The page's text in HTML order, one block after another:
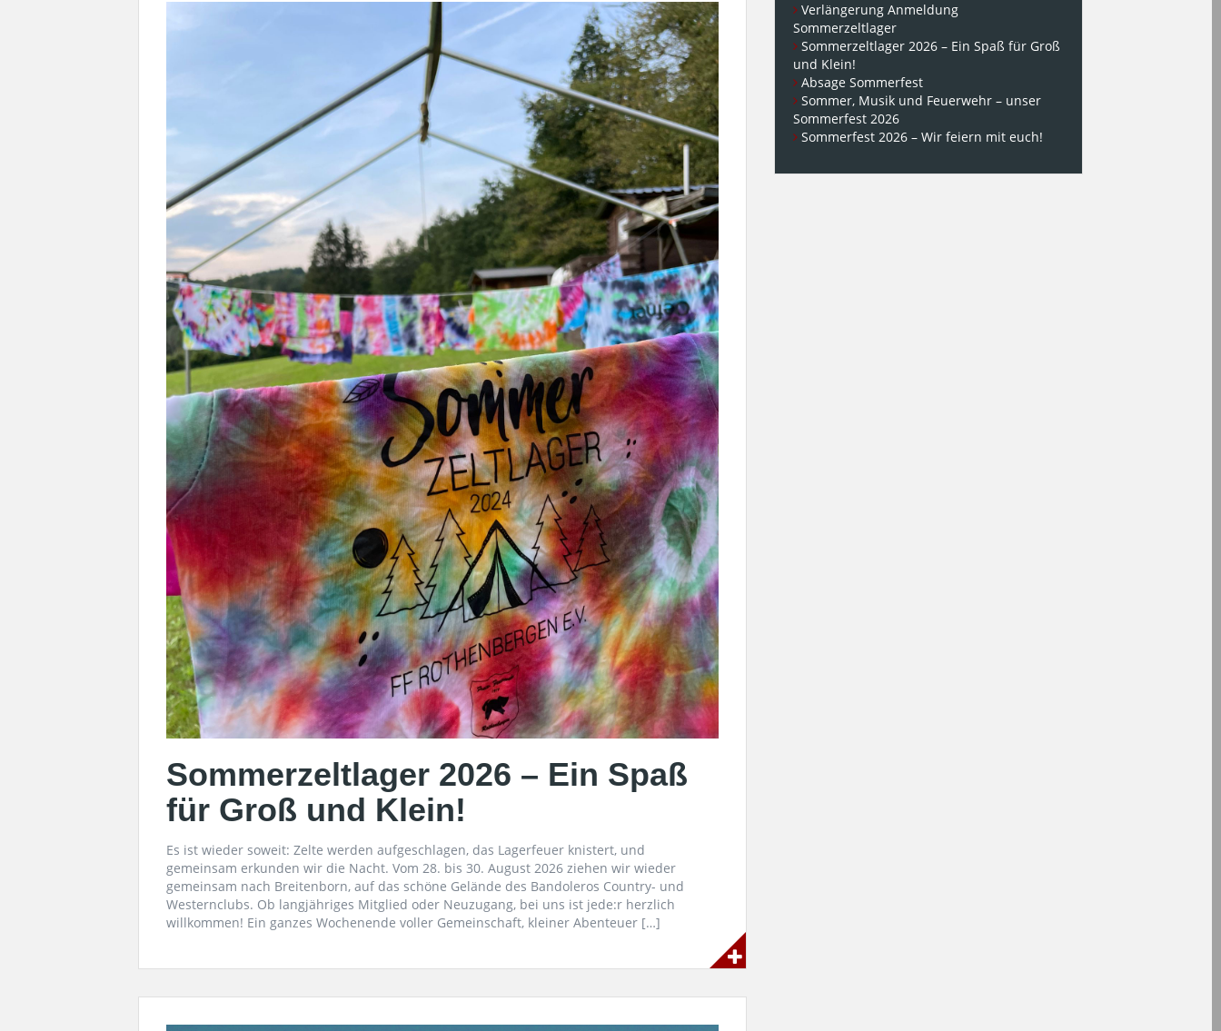
Sommerzeltlager 2026 – Ein Spaß
für Groß und Klein!
Es ist wieder soweit: Zelte werden aufgeschlagen, das Lagerfeuer knistert, und
gemeinsam erkunden wir die Nacht. Vom 28. bis 30. August 2026 ziehen wir wieder
gemeinsam nach Breitenborn, auf das schöne Gelände des Bandoleros Country- und
Westernclubs. Ob langjähriges Mitglied oder Neuzugang, bei uns ist jede:r herzlich
willkommen! Ein ganzes Wochenende voller Gemeinschaft, kleiner Abenteuer […]
Verlängerung Anmeldung
Sommerzeltlager
Sommerzeltlager 2026 – Ein Spaß für Groß
und Klein!
Absage Sommerfest
Sommer, Musik und Feuerwehr – unser
Sommerfest 2026
Sommerfest 2026 – Wir feiern mit euch!